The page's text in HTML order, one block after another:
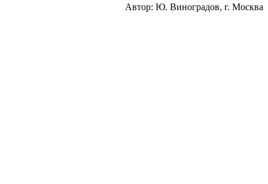
Автор: Ю. Виноградов, г. Москва